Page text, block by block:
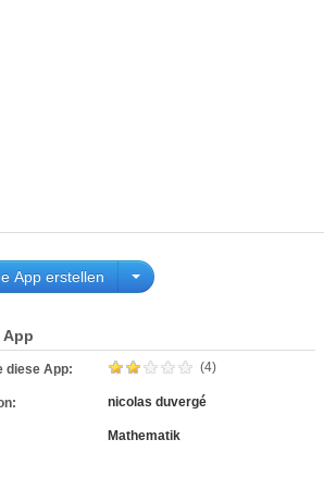
App erstellen
App
diese App: (4)
nicolas duvergé
Mathematik